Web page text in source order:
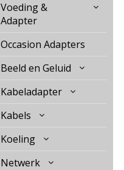
Voeding &
Adapter
Occasion Adapters
Beeld en Geluid
Kabeladapter
Kabels
Koeling
Netwerk